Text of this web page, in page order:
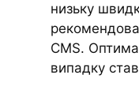
низьку
CMS.
випадку